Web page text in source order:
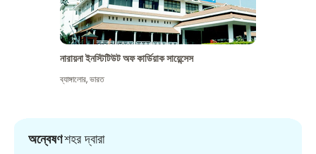
নারায়না ইনস্টিটিউট অফ কার্ডিয়াক সায়েন্সেস
ব্যাঙ্গালোর,ভারত
অন্বেষণশহর দ্বারা